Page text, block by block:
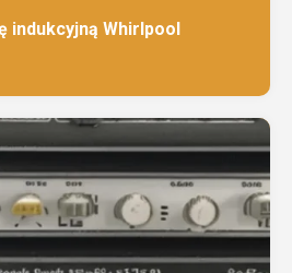
indukcyjną Whirlpool